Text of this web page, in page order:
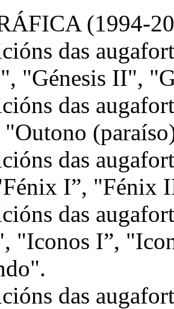
(1994-
das
"Génesis II",
das
das
I”, "Fénix
das
"Iconos I”,
das